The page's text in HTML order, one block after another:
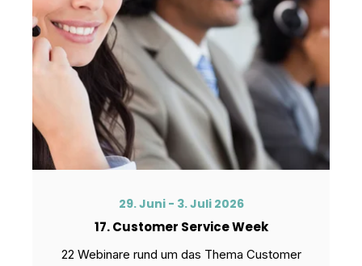
29. Juni - 3. Juli 2026
17. Customer Service Week
22 Webinare rund um das Thema Customer